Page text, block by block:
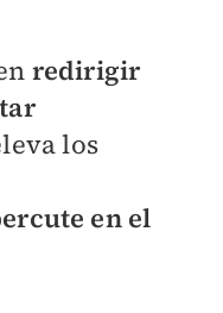
redirigir
los
en el